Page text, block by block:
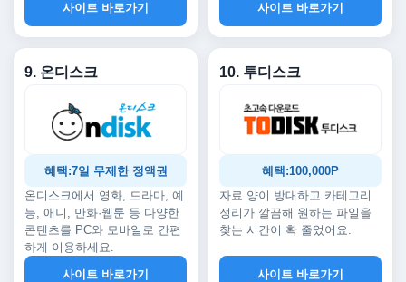
사이트 바로가기
사이트 바로가기
9. 온디스크
혜택:7일 무제한 정액권
온디스크에서 영화, 드라마, 예
능, 애니, 만화·웹툰 등 다양한
콘텐츠를 PC와 모바일로 간편
하게 이용하세요.
사이트 바로가기
10. 투디스크
혜택:100,000P
자료 양이 방대하고 카테고리
정리가 깔끔해 원하는 파일을
찾는 시간이 확 줄었어요.
사이트 바로가기